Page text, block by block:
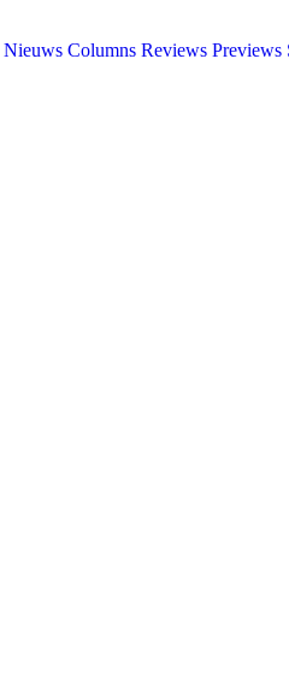
Nieuws Columns Reviews Previews